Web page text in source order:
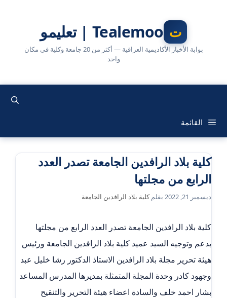
Tealemoo | تعليمو
بوابة الأخبار الأكاديمية العراقية — أكثر من 20 جامعة وكلية في مكان
واحد
القائمة
كلية بلاد الرافدين الجامعة تصدر العدد
الرابع من مجلتها
ديسمبر 21, 2022 بقلمكلية بلاد الرافدين الجامعة
كلية بلاد الرافدين الجامعة تصدر العدد الرابع من مجلتها
بدعم وتوجيه السيد عميد كلية بلاد الرافدين الجامعة ورئيس
هيئة تحرير مجلة بلاد الرافدين الاستاذ الدكتور رشا خليل عبد
وجهود كادر وحدة المجلة المتمثلة بمديرها المدرس المساعد
بشار احمد خلف والسادة اعضاء هيئة التحرير والتنقيح